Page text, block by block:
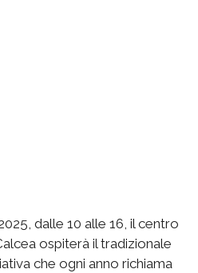
dalle 10 alle 16, il centro
ospiterà il tradizionale
che ogni anno richiama